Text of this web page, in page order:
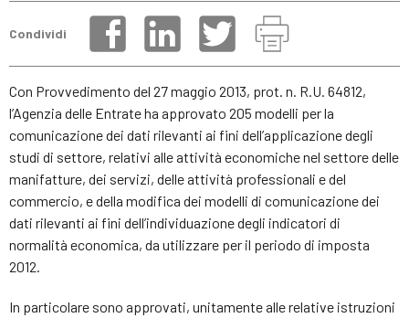
Condividi
Con Provvedimento del 27 maggio 2013, prot. n. R.U. 64812,
l’Agenzia delle Entrate ha approvato 205 modelli per la
comunicazione dei dati rilevanti ai fini dell’applicazione degli
studi di settore, relativi alle attività economiche nel settore delle
manifatture, dei servizi, delle attività professionali e del
commercio, e della modifica dei modelli di comunicazione dei
dati rilevanti ai fini dell’individuazione degli indicatori di
normalità economica, da utilizzare per il periodo di imposta
2012.
In particolare sono approvati, unitamente alle relative istruzioni